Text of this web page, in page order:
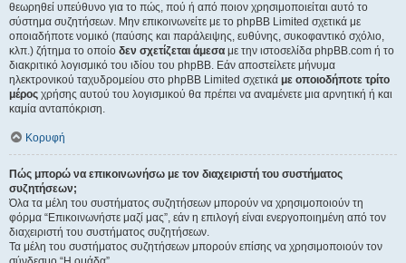
θεωρηθεί υπεύθυνο για το πώς, πού ή από ποιον χρησιμοποιείται αυτό το
σύστημα συζητήσεων. Μην επικοινωνείτε με το phpBB Limited σχετικά με
οποιαδήποτε νομικό (παύσης και παράλειψης, ευθύνης, συκοφαντικό σχόλιο,
κλπ.) ζήτημα το οποίο δεν σχετίζεται άμεσα με την ιστοσελίδα phpBB.com ή το
διακριτικό λογισμικό του ιδίου του phpBB. Εάν αποστείλετε μήνυμα
ηλεκτρονικού ταχυδρομείου στο phpBB Limited σχετικά με οποιοδήποτε τρίτο
μέρος χρήσης αυτού του λογισμικού θα πρέπει να αναμένετε μια αρνητική ή και
καμία ανταπόκριση.
Κορυφή
Πώς μπορώ να επικοινωνήσω με τον διαχειριστή του συστήματος
συζητήσεων;
Όλα τα μέλη του συστήματος συζητήσεων μπορούν να χρησιμοποιούν τη
φόρμα “Επικοινωνήστε μαζί μας”, εάν η επιλογή είναι ενεργοποιημένη από τον
διαχειριστή του συστήματος συζητήσεων.
Τα μέλη του συστήματος συζητήσεων μπορούν επίσης να χρησιμοποιούν τον